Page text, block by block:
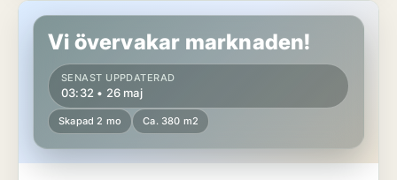
Industrilokal i Uppsala
Vi övervakar marknaden!
SENAST UPPDATERAD
03:32 • 26 maj
Skapad 2 mo Ca. 380 m2